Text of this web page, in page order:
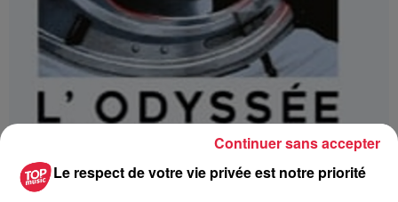
Le respect de votre vie privée est notre priorité
Continuer sans accepter